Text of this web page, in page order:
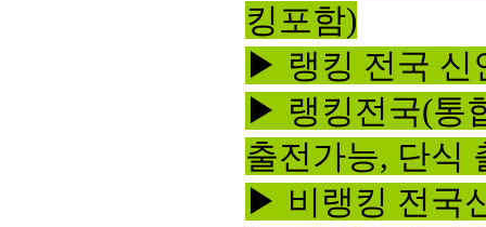
킹포함)
▶ 랭킹 전국 신
▶ 랭킹전국(통
출전가능, 단식
▶ 비랭킹 전국